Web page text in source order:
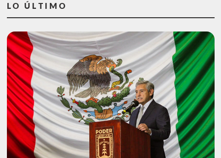
LO ÚLTIMO